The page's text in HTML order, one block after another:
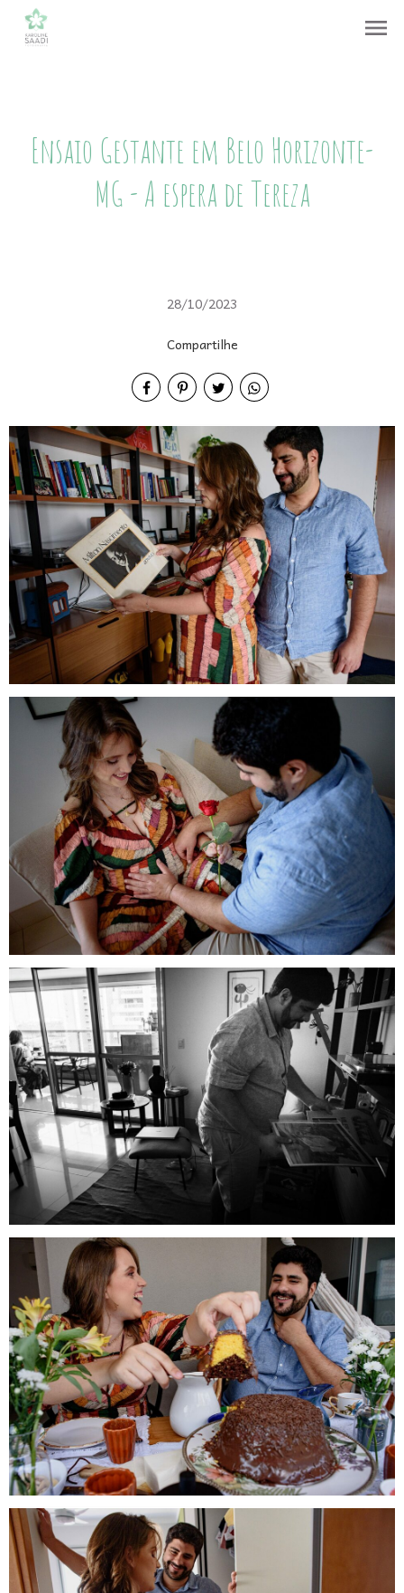
menu
Ensaio Gestante em Belo Horizonte-
MG - A espera de Tereza
28/10/2023
Compartilhe